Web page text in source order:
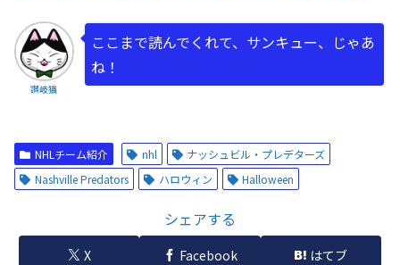
讃岐猫
ここまで読んでくれて、サンキュー、じゃあ
ね！
NHLチーム紹介 nhl
ナッシュビル・プレデターズ
Nashville Predators
ハロウィン Halloween
シェアする
X Facebook はてブ